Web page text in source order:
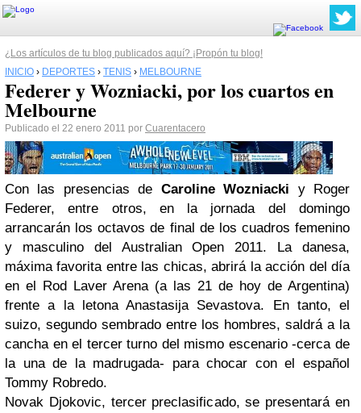
¿Los artículos de tu blog publicados aquí? ¡Propón tu blog!
INICIO › DEPORTES › TENIS › MELBOURNE
Federer y Wozniacki, por los cuartos en
Melbourne
Publicado el 22 enero 2011 por Cuarentacero
Con las presencias de Caroline Wozniacki y Roger
Federer, entre otros, en la jornada del domingo
arrancarán los octavos de final de los cuadros femenino
y masculino del Australian Open 2011. La danesa,
máxima favorita entre las chicas, abrirá la acción del día
en el Rod Laver Arena (a las 21 de hoy de Argentina)
frente a la letona Anastasija Sevastova. En tanto, el
suizo, segundo sembrado entre los hombres, saldrá a la
cancha en el tercer turno del mismo escenario -cerca de
la una de la madrugada- para chocar con el español
Tommy Robredo.
Novak Djokovic, tercer preclasificado, se presentará en